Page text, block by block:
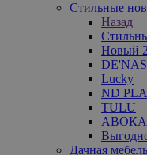
Стильные
Назад
Новый
Lucky
ND
TULU
Дачная мебель